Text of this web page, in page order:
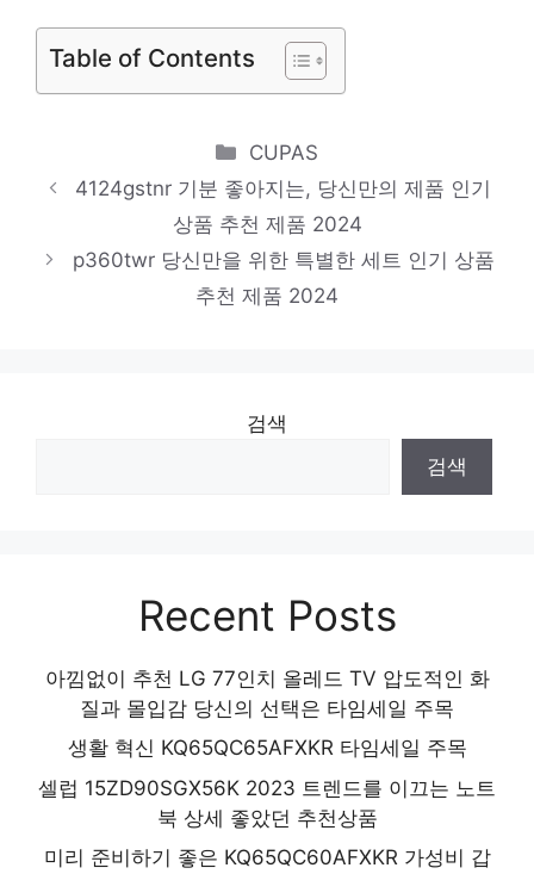
제품 2024
dellr4504309y
일상에 반짝임을 추가하세요 인기 상품 추천
제품 2024
레노버p360
센스있는 선물, 지금 만나보세요! 인기 상품
추천 제품 2024
Table of Contents
Categories
CUPAS
4124gstnr 기분 좋아지는, 당신만의 제품 인기
상품 추천 제품 2024
p360twr 당신만을 위한 특별한 세트 인기 상품
추천 제품 2024
검색
검색
Recent Posts
아낌없이 추천 LG 77인치 올레드 TV 압도적인 화
질과 몰입감 당신의 선택은 타임세일 주목
생활 혁신 KQ65QC65AFXKR 타임세일 주목
셀럽 15ZD90SGX56K 2023 트렌드를 이끄는 노트
북 상세 좋았던 추천상품
미리 준비하기 좋은 KQ65QC60AFXKR 가성비 갑